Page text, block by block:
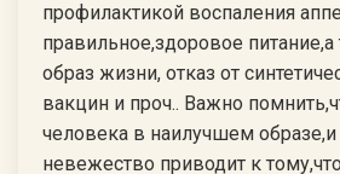
профилактикой воспаления
правильное,здоровое
образ жизни, отказ от
вакцин и проч.. Важно
человека в наилучшем образе,и
невежество приводит к